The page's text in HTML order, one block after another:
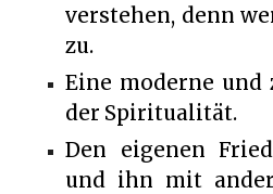
verstehen, denn
zu.
Eine moderne und
der Spiritualität.
Den eigenen
und ihn mit